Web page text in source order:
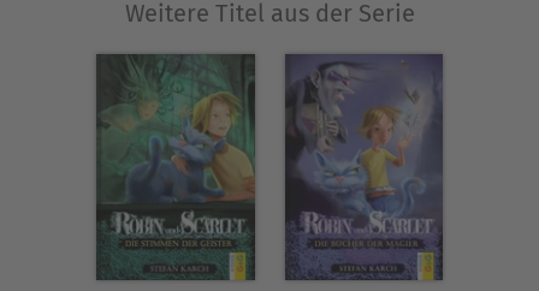
Weitere Titel aus der Serie